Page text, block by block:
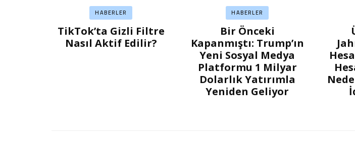
HABERLER
TikTok’ta Gizli Filtre
Nasıl Aktif Edilir?
HABERLER
Bir Önceki
Kapanmıştı: Trump’ın
Yeni Sosyal Medya
Platformu 1 Milyar
Dolarlık Yatırımla
Yeniden Geliyor